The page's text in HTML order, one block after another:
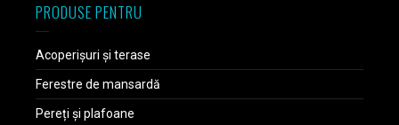
PRODUSE PENTRU
Acoperișuri și terase
Ferestre de mansardă
Pereți și plafoane